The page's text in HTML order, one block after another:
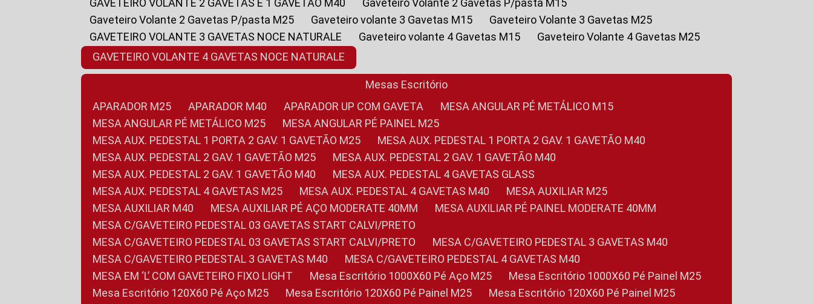
GAVETEIRO VOLANTE 2 GAVETAS E 1 GAVETÃO M40
Gaveteiro Volante 2 Gavetas P/pasta M15
Gaveteiro Volante 2 Gavetas P/pasta M25
Gaveteiro volante 3 Gavetas M15
Gaveteiro Volante 3 Gavetas M25
GAVETEIRO VOLANTE 3 GAVETAS NOCE NATURALE
Gaveteiro volante 4 Gavetas M15
Gaveteiro Volante 4 Gavetas M25
GAVETEIRO VOLANTE 4 GAVETAS NOCE NATURALE
Mesas Escritório
APARADOR M25
APARADOR M40 APARADOR UP COM GAVETA
MESA ANGULAR PÉ METÁLICO M15
MESA ANGULAR PÉ METÁLICO M25
MESA ANGULAR PÉ PAINEL M25
MESA AUX. PEDESTAL 1 PORTA 2 GAV. 1 GAVETÃO M25
MESA AUX. PEDESTAL 1 PORTA 2 GAV. 1 GAVETÃO M40
MESA AUX. PEDESTAL 2 GAV. 1 GAVETÃO M25
MESA AUX. PEDESTAL 2 GAV. 1 GAVETÃO M40
MESA AUX. PEDESTAL 2 GAV. 1 GAVETÃO M40
MESA AUX. PEDESTAL 4 GAVETAS GLASS
MESA AUX. PEDESTAL 4 GAVETAS M25
MESA AUX. PEDESTAL 4 GAVETAS M40
MESA AUXILIAR M25
MESA AUXILIAR M40
MESA AUXILIAR PÉ AÇO MODERATE 40MM
MESA AUXILIAR PÉ PAINEL MODERATE 40MM
MESA C/GAVETEIRO PEDESTAL 03 GAVETAS START CALVI/PRETO
MESA C/GAVETEIRO PEDESTAL 03 GAVETAS START CALVI/PRETO
MESA C/GAVETEIRO PEDESTAL 3 GAVETAS M40
MESA C/GAVETEIRO PEDESTAL 3 GAVETAS M40
MESA C/GAVETEIRO PEDESTAL 4 GAVETAS M40
MESA EM ‘L’ COM GAVETEIRO FIXO LIGHT
Mesa Escritório 1000X60 Pé Aço M25
Mesa Escritório 1000X60 Pé Painel M25
Mesa Escritório 120X60 Pé Aço M25
Mesa Escritório 120X60 Pé Painel M25
Mesa Escritório 120X60 Pé Painel M25